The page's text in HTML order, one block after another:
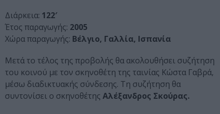
Διάρκεια: 122′
Έτος παραγωγής: 2005
Χώρα παραγωγής: Βέλγιο, Γαλλία, Ισπανία
Μετά το τέλος της προβολής θα ακολουθήσει συζήτηση
του κοινού με τον σκηνοθέτη της ταινίας Κώστα Γαβρά,
μέσω διαδικτυακής σύνδεσης. Τη συζήτηση θα
συντονίσει ο σκηνοθέτης Αλέξανδρος Σκούρας.